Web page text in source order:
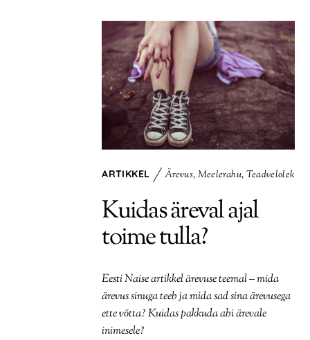
ARTIKKEL Ärevus,Meelerahu,Teadvelolek
Kuidas äreval ajal
toime tulla?
Eesti Naise artikkel ärevuse teemal – mida
ärevus sinuga teeb ja mida sad sina ärevusega
ette võtta? Kuidas pakkuda abi ärevale
inimesele?